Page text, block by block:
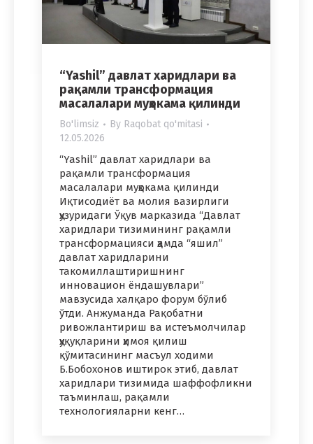
“Yashil” давлат харидлари ва
рақамли трансформация
масалалари муҳокама қилинди
Bo'limsiz By Raqobat qo'mitasi
12.05.2026
“Yashil” давлат харидлари ва
рақамли трансформация
масалалари муҳокама қилинди
Иқтисодиёт ва молия вазирлиги
ҳузуридаги Ўқув марказида “Давлат
харидлари тизимининг рақамли
трансформацияси ҳамда “яшил”
давлат харидларини
такомиллаштиришнинг
инновацион ёндашувлари”
мавзусида халқаро форум бўлиб
ўтди. Анжуманда Рақобатни
ривожлантириш ва истеъмолчилар
ҳуқуқларини ҳимоя қилиш
қўмитасининг масъул ходими
Б.Бобохонов иштирок этиб, давлат
харидлари тизимида шаффофликни
таъминлаш, рақамли
технологияларни кенг…